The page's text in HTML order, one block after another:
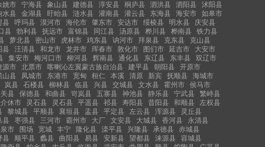
姚市 宁海县 象山县 建德县 淳安县 桐庐县 泗洪县 泗阳县
沭阳县
水县 金湖县 盱眙县 涟水县 灌南县 灌云县 东海县 海安市
如皋市
县 呼玛县 漠河市 海伦市 肇东市 安达市 绥棱县 明水县
庆安县
县 勃利县 抚远市 富锦县 同江县 汤原县 桦川县 桦南县
铁力县
萝北县 密山市 虎林市 鸡东县 讷河市 拜泉县 克东县
克山县
县 汪清县 和龙市 龙井市 珲春市 敦化市 图们市 延吉市
大安市
集安市 梅河口市 柳河县 辉南县 通化县 东辽县 东丰县
双辽市
源市 北票市 喀喇沁左翼蒙古族自治县 建平县 朝阳县
开原市
山县 凤城市 东港市 宽甸 桓仁 本溪 清原 新宾 抚顺县
海城市
岚县 石楼县 柳林县 临县 兴县 交城县 文水县 霍州市
侯马市
县 保德县 和曲县 岢岚县 五寨县 神池县 静乐县 宁武县
繁峙县
介休市 灵石县 灵石县 平遥县 祁县 寿阳县 昔阳县 和顺县
左权县
黎城县 平顺县 襄垣县 盂县 平定县 左云县 浑源县
灵丘县
县 枣强县 三河市 霸州市 大厂 文安县 大城县 香河县
永清县
市 围场 宽城 丰宁 隆化县 滦平县 兴隆县 承德县
赤城县
县 顺平县 蠡县 曲阳县 易县 安新县 望都县 涞源县
容城县